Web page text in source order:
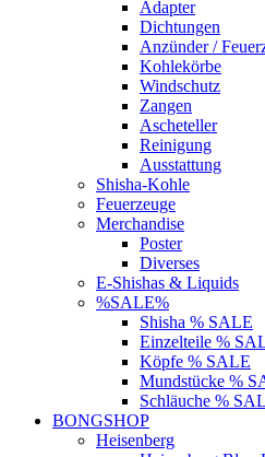
Adapter
Dichtungen
Anzünder /
Kohlekörbe
Windschutz
Zangen
Ascheteller
Reinigung
Ausstattung
Shisha-Kohle
Feuerzeuge
Merchandise
Poster
Diverses
E-Shishas & Liquids
%SALE%
Shisha % SALE
Einzelteile %
Köpfe % SALE
Mundstücke %
Schläuche %
BONGSHOP
Heisenberg